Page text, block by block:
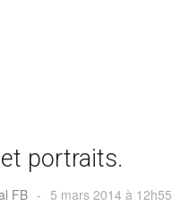
portraits.
FB - 5 mars 2014 à 12h55